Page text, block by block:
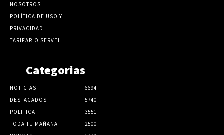
NOSOTROS
POLÍTICA DE USO Y
PRIVACIDAD
TARIFARIO SERVEL
Categorias
NOTICIAS
6694
DESTACADOS
5740
POLITICA
3551
TODA TU MAÑANA
2500